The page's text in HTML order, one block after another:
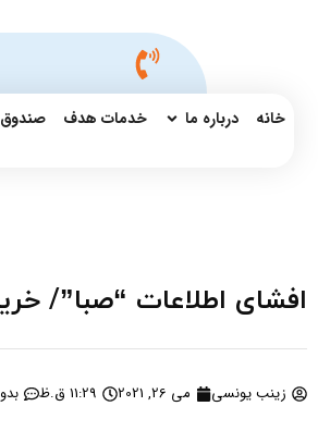
خانه درباره ما خدمات هدف
افشای اطلاعات “صبا”/ خرید
زینب یونسی می 26, 2021 11:29 ق.ظ